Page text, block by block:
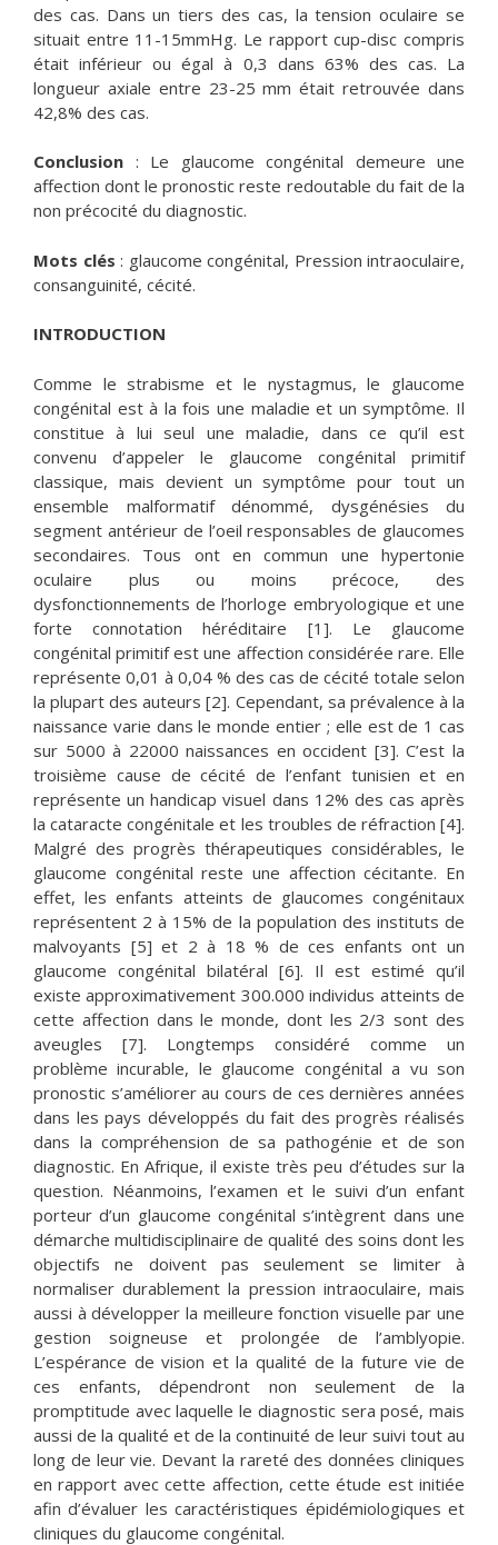
des cas. Dans un tiers des cas, la tension oculaire se
situait entre 11-15mmHg. Le rapport cup-disc compris
était inférieur ou égal à 0,3 dans 63% des cas. La
longueur axiale entre 23-25 mm était retrouvée dans
42,8% des cas.
Conclusion : Le glaucome congénital demeure une
affection dont le pronostic reste redoutable du fait de la
non précocité du diagnostic.
Mots clés : glaucome congénital, Pression intraoculaire,
consanguinité, cécité.
INTRODUCTION
Comme le strabisme et le nystagmus, le glaucome
congénital est à la fois une maladie et un symptôme. Il
constitue à lui seul une maladie, dans ce qu’il est
convenu d’appeler le glaucome congénital primitif
classique, mais devient un symptôme pour tout un
ensemble malformatif dénommé, dysgénésies du
segment antérieur de l’oeil responsables de glaucomes
secondaires. Tous ont en commun une hypertonie
oculaire plus ou moins précoce, des
dysfonctionnements de l’horloge embryologique et une
forte connotation héréditaire [1]. Le glaucome
congénital primitif est une affection considérée rare. Elle
représente 0,01 à 0,04 % des cas de cécité totale selon
la plupart des auteurs [2]. Cependant, sa prévalence à la
naissance varie dans le monde entier ; elle est de 1 cas
sur 5000 à 22000 naissances en occident [3]. C’est la
troisième cause de cécité de l’enfant tunisien et en
représente un handicap visuel dans 12% des cas après
la cataracte congénitale et les troubles de réfraction [4].
Malgré des progrès thérapeutiques considérables, le
glaucome congénital reste une affection cécitante. En
effet, les enfants atteints de glaucomes congénitaux
représentent 2 à 15% de la population des instituts de
malvoyants [5] et 2 à 18 % de ces enfants ont un
glaucome congénital bilatéral [6]. Il est estimé qu’il
existe approximativement 300.000 individus atteints de
cette affection dans le monde, dont les 2/3 sont des
aveugles [7]. Longtemps considéré comme un
problème incurable, le glaucome congénital a vu son
pronostic s’améliorer au cours de ces dernières années
dans les pays développés du fait des progrès réalisés
dans la compréhension de sa pathogénie et de son
diagnostic. En Afrique, il existe très peu d’études sur la
question. Néanmoins, l’examen et le suivi d’un enfant
porteur d’un glaucome congénital s’intègrent dans une
démarche multidisciplinaire de qualité des soins dont les
objectifs ne doivent pas seulement se limiter à
normaliser durablement la pression intraoculaire, mais
aussi à développer la meilleure fonction visuelle par une
gestion soigneuse et prolongée de l’amblyopie.
L’espérance de vision et la qualité de la future vie de
ces enfants, dépendront non seulement de la
promptitude avec laquelle le diagnostic sera posé, mais
aussi de la qualité et de la continuité de leur suivi tout au
long de leur vie. Devant la rareté des données cliniques
en rapport avec cette affection, cette étude est initiée
afin d’évaluer les caractéristiques épidémiologiques et
cliniques du glaucome congénital.